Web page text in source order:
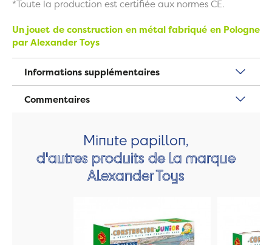
*Toute la production est certifiée aux normes CE.
Un jouet de construction en métal fabriqué en Pologne
par Alexander Toys
Informations supplémentaires
Commentaires
Minute papillon,
d'autres produits de la marque
Alexander Toys